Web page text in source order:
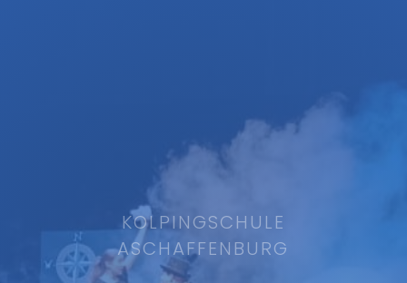
KOLPINGSCHULE
ASCHAFFENBURG